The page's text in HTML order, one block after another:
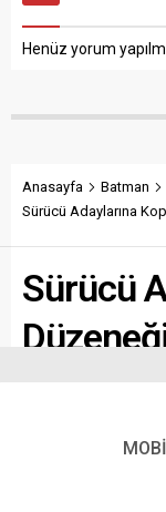
Henüz yorum
Anasayfa
Batman
Sürücü Adaylarına
Sürücü
yakaladı. 10 bin